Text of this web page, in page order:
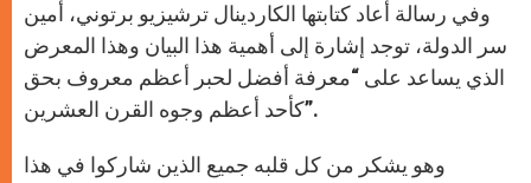
وفي رسالة أعاد كتابتها الكاردينال ترشيزيو برتوني، أمين
سر الدولة، توجد إشارة إلى أهمية هذا البيان وهذا المعرض
الذي يساعد على “معرفة أفضل لحبر أعظم معروف بحق
كأحد أعظم وجوه القرن العشرين”.
وهو يشكر من كل قلبه جميع الذين شاركوا في هذا